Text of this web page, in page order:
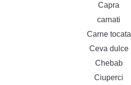
Capra
carnati
Carne tocata
Ceva dulce
Chebab
Ciuperci